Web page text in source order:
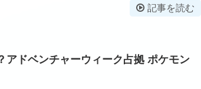
記事を読む
アドベンチャーウィーク占拠 ポケモン